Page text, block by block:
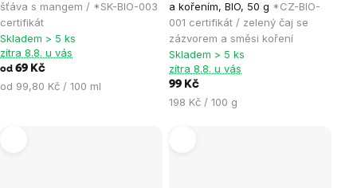
šťáva s mangem / *SK-BIO-003
certifikát
je
5,0
z
Skladem > 5 ks
zítra 8.8. u vás
od 69 Kč
Měrná
od 99,80 Kč / 100 ml
a kořením, BIO, 50 g *CZ-BIO-
001 certifikát / zelený čaj se
zázvorem a směsi koření
je
0,0
z
5
hvězdiček.
Skladem > 5 ks
zítra 8.8. u vás
99 Kč
Měrná
198 Kč / 100 g